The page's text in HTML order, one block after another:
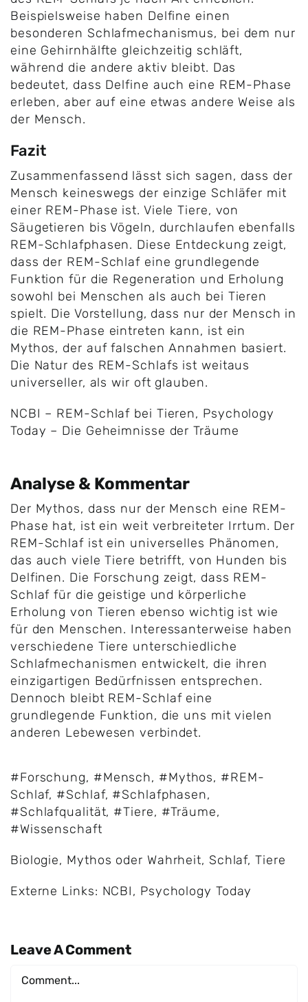
Beispielsweise haben Delfine einen
besonderen Schlafmechanismus, bei dem nur
eine Gehirnhälfte gleichzeitig schläft,
während die andere aktiv bleibt. Das
bedeutet, dass Delfine auch eine REM-Phase
erleben, aber auf eine etwas andere Weise als
der Mensch.
Fazit
Zusammenfassend lässt sich sagen, dass der
Mensch keineswegs der einzige Schläfer mit
einer REM-Phase ist. Viele Tiere, von
Säugetieren bis Vögeln, durchlaufen ebenfalls
REM-Schlafphasen. Diese Entdeckung zeigt,
dass der REM-Schlaf eine grundlegende
Funktion für die Regeneration und Erholung
sowohl bei Menschen als auch bei Tieren
spielt. Die Vorstellung, dass nur der Mensch in
die REM-Phase eintreten kann, ist ein
Mythos, der auf falschen Annahmen basiert.
Die Natur des REM-Schlafs ist weitaus
universeller, als wir oft glauben.
NCBI – REM-Schlaf bei Tieren, Psychology
Today – Die Geheimnisse der Träume
Analyse & Kommentar
Der Mythos, dass nur der Mensch eine REM-
Phase hat, ist ein weit verbreiteter Irrtum. Der
REM-Schlaf ist ein universelles Phänomen,
das auch viele Tiere betrifft, von Hunden bis
Delfinen. Die Forschung zeigt, dass REM-
Schlaf für die geistige und körperliche
Erholung von Tieren ebenso wichtig ist wie
für den Menschen. Interessanterweise haben
verschiedene Tiere unterschiedliche
Schlafmechanismen entwickelt, die ihren
einzigartigen Bedürfnissen entsprechen.
Dennoch bleibt REM-Schlaf eine
grundlegende Funktion, die uns mit vielen
anderen Lebewesen verbindet.
#Forschung, #Mensch, #Mythos, #REM-
Schlaf, #Schlaf, #Schlafphasen,
#Schlafqualität, #Tiere, #Träume,
#Wissenschaft
Biologie, Mythos oder Wahrheit, Schlaf,Tiere
Externe Links: NCBI, Psychology Today
Leave A Comment
Comment